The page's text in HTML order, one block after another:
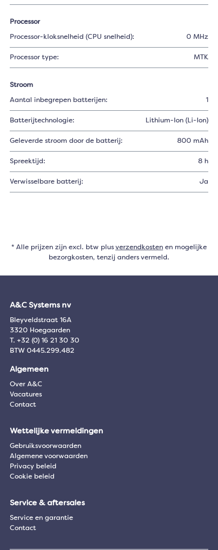
Processor
Processor-kloksnelheid (CPU snelheid): 0 MHz
Processor type: MTK
Stroom
Aantal inbegrepen batterijen: 1
Batterijtechnologie: Lithium-Ion (Li-Ion)
Geleverde stroom door de batterij: 800 mAh
Spreektijd: 8 h
Verwisselbare batterij: Ja
* Alle prijzen zijn excl. btw plus verzendkosten en mogelijke
bezorgkosten, tenzij anders vermeld.
A&C Systems nv
Bleyveldstraat 16A
3320 Hoegaarden
T. +32 (0) 16 21 30 30
BTW 0445.299.482
Algemeen
Over A&C
Vacatures
Contact
Wettelijke vermeldingen
Gebruiksvoorwaarden
Algemene voorwaarden
Privacy beleid
Cookie beleid
Service & aftersales
Service en garantie
Contact